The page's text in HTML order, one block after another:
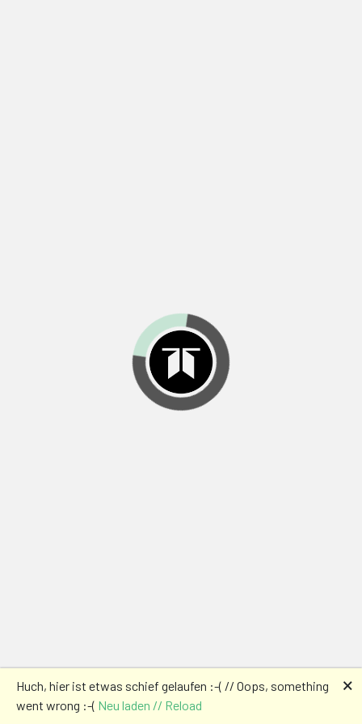
Huch, hier ist etwas schief gelaufen :-( // Oops, something
went wrong :-( Neu laden // Reload
🗙